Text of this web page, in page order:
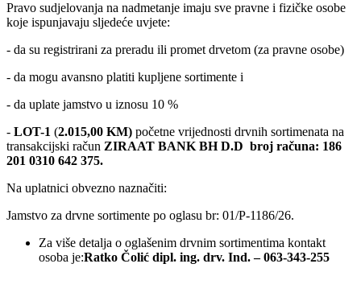
Pravo sudjelovanja na nadmetanje imaju sve pravne i fizičke osobe
koje ispunjavaju sljedeće uvjete:
- da su registrirani za preradu ili promet drvetom (za pravne osobe)
- da mogu avansno platiti kupljene sortimente i
- da uplate jamstvo u iznosu 10 %
- LOT-1 (2.015,00 KM) početne vrijednosti drvnih sortimenata na
transakcijski račun ZIRAAT BANK BH D.D broj računa: 186
201 0310 642 375.
Na uplatnici obvezno naznačiti:
Jamstvo za drvne sortimente po oglasu br: 01/P-1186/26.
Za više detalja o oglašenim drvnim sortimentima kontakt
osoba je:Ratko Čolić dipl. ing. drv. Ind. – 063-343-255